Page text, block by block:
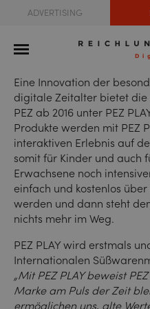
ADVERTISING
Eine Innovation der
digitale Zeitalter bietet die
PEZ ab 2016 unter PEZ
Produkte werden mit PEZ
interaktiven Erlebnis auf
somit für Kinder und auch
Erwachsene noch
einfach und kostenlos
werden und dann steht
nichts mehr im Weg.
PEZ PLAY wird erstmals
Internationalen
„Mit PEZ PLAY beweist
Marke am Puls der Zeit
ermöglichen uns, alte